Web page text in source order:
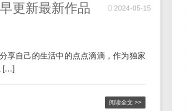
更新最新作品
2024-05-15
享自己的生活中的点点滴滴，作为独家
[…]
阅读全文 >>